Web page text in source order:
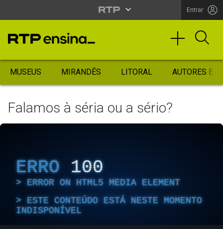
Entrar
MUSEUS MIRANDÊS LITORAL AUTORES
Falamos à séria ou a sério?
ERRO 100
ERROR ON HTML5 MEDIA ELEMENT
ESTE CONTEÚDO ESTÁ NESTE MOMENTO
INDISPONÍVEL